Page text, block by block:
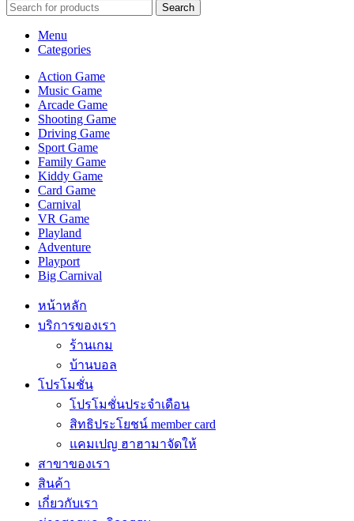
Search
Menu
Categories
Action Game
Music Game
Arcade Game
Shooting Game
Driving Game
Sport Game
Family Game
Kiddy Game
Card Game
Carnival
VR Game
Playland
Adventure
Playport
Big Carnival
หน้าหลัก
บริการของเรา
ร้านเกม
บ้านบอล
โปรโมชั่น
โปรโมชั่นประจำเดือน
สิทธิประโยชน์ member card
แคมเปญ ฮาฮามาจัดให้
สาขาของเรา
สินค้า
เกี่ยวกับเรา